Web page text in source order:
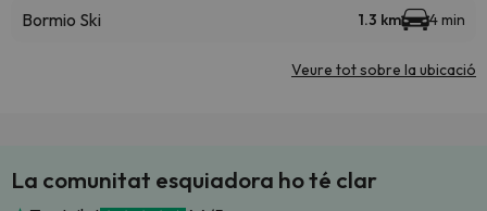
Bormio Ski 1.3 km 4 min
Veure tot sobre la ubicació
La comunitat esquiadora ho té clar